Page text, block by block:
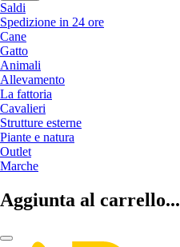
Saldi
Spedizione in 24 ore
Cane
Gatto
Animali
Allevamento
La fattoria
Cavalieri
Strutture esterne
Piante e natura
Outlet
Marche
Aggiunta al carrello...